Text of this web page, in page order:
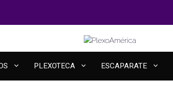
PLEXOTECA ESCAPARATE